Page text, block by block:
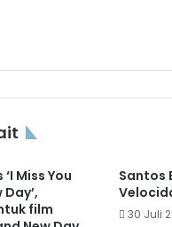
Miss You
film
Santos
30 Juli